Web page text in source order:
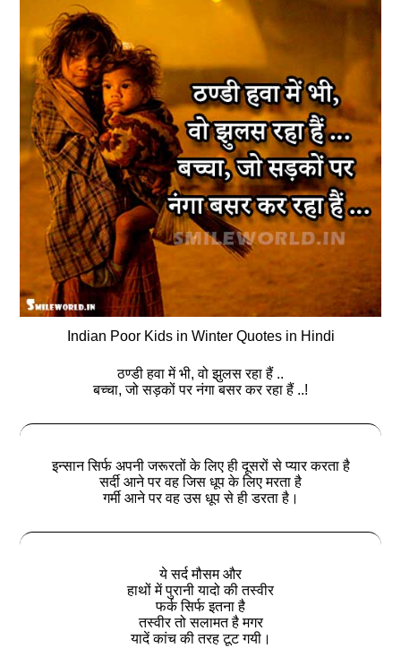
Indian Poor Kids in Winter Quotes in Hindi
ठण्डी हवा में भी, वो झुलस रहा हैं ..
बच्चा, जो सड़कों पर नंगा बसर कर रहा हैं ..!
इन्सान सिर्फ अपनी जरूरतों के लिए ही दूसरों से प्यार करता है
सर्दी आने पर वह जिस धूप के लिए मरता है
गर्मी आने पर वह उस धूप से ही डरता है।
ये सर्द मौसम और
हाथों में पुरानी यादो की तस्वीर
फर्क सिर्फ इतना है
तस्वीर तो सलामत है मगर
यादें कांच की तरह टूट गयी।